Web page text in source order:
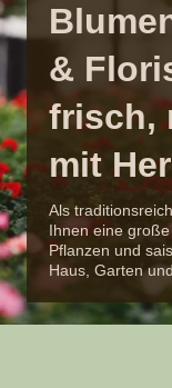
&
frisch,
mit
Als
Ihnen eine große
Pflanzen und
Haus, Garten